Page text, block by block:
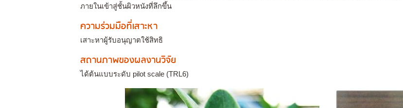
ภายในเข้าสู่ชั้นผิวหนังที่ลึกขึ้น
ความร่วมมือที่เสาะหา
เสาะหาผู้รับอนุญาตใช้สิทธิ
สถานภาพของผลงานวิจัย
ได้ต้นแบบระดับ pilot scale (TRL6)